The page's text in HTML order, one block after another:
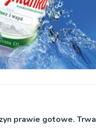
prawie gotowe. Trwa